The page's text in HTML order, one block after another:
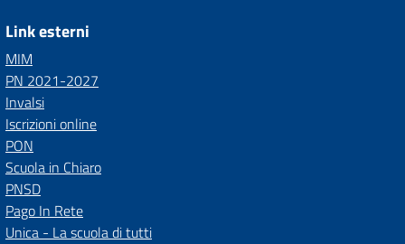
Link esterni
MIM
PN 2021-2027
Invalsi
Iscrizioni online
PON
Scuola in Chiaro
PNSD
Pago In Rete
Unica - La scuola di tutti